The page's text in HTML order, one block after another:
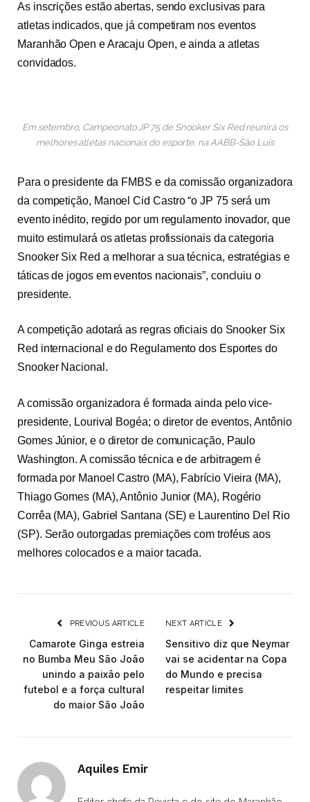
As inscrições estão abertas, sendo exclusivas para
atletas indicados, que já competiram nos eventos
Maranhão Open e Aracaju Open, e ainda a atletas
convidados.
Em setembro, Campeonato JP 75 de Snooker Six Red reunirá os
melhores atletas nacionais do esporte, na AABB-São Luís
Para o presidente da FMBS e da comissão organizadora
da competição, Manoel Cid Castro “o JP 75 será um
evento inédito, regido por um regulamento inovador, que
muito estimulará os atletas profissionais da categoria
Snooker Six Red a melhorar a sua técnica, estratégias e
táticas de jogos em eventos nacionais”, concluiu o
presidente.
A competição adotará as regras oficiais do Snooker Six
Red internacional e do Regulamento dos Esportes do
Snooker Nacional.
A comissão organizadora é formada ainda pelo vice-
presidente, Lourival Bogéa; o diretor de eventos, Antônio
Gomes Júnior, e o diretor de comunicação, Paulo
Washington. A comissão técnica e de arbitragem é
formada por Manoel Castro (MA), Fabrício Vieira (MA),
Thiago Gomes (MA), Antônio Junior (MA), Rogério
Corrêa (MA), Gabriel Santana (SE) e Laurentino Del Rio
(SP). Serão outorgadas premiações com troféus aos
melhores colocados e a maior tacada.
PREVIOUS ARTICLE
Camarote Ginga estreia
no Bumba Meu São João
unindo a paixão pelo
futebol e a força cultural
do maior São João
NEXT ARTICLE
Sensitivo diz que Neymar
vai se acidentar na Copa
do Mundo e precisa
respeitar limites
Aquiles Emir